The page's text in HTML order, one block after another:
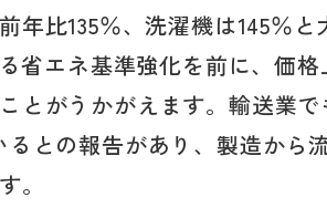
年比135％、洗濯機は145％と
省エネ基準強化を前に、価格
とがうかがえます。輸送業
との報告があり、製造から
。